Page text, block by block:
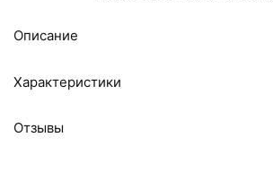
Описание
Характеристики
Отзывы